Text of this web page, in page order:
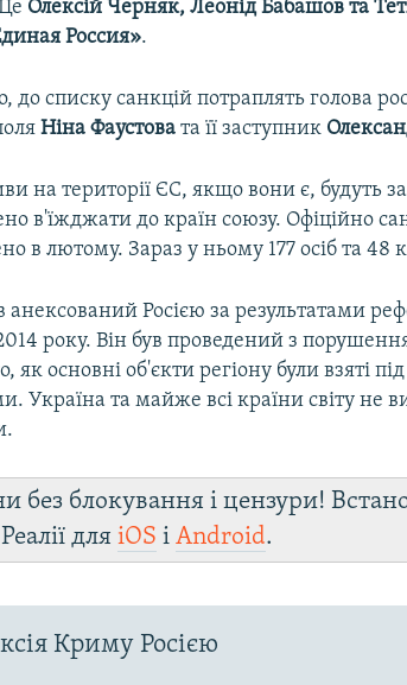
Олексій Черняк, Леонід Бабашов та
Россия».
до списку санкцій потраплять голова
Ніна Фаустова та її заступник
на території ЄС, якщо вони є, будуть
в'їжджати до країн союзу. Офіційно
в лютому. Зараз у ньому 177 осіб та 48
Росією за результатами
року. Він був проведений з
як основні об'єкти регіону були взяті
Україна та майже всі країни світу не
без блокування і цензури!
дляiOS іAndroid.
Криму Росією